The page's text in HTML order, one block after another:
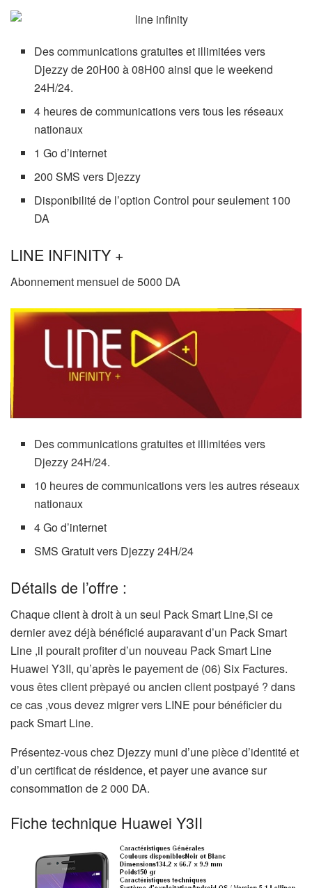
Des communications gratuites et illimitées vers
Djezzy de 20H00 à 08H00 ainsi que le weekend
24H/24.
4 heures de communications vers tous les réseaux
nationaux
1 Go d’internet
200 SMS vers Djezzy
Disponibilité de l’option Control pour seulement 100
DA
LINE INFINITY +
Abonnement mensuel de 5000 DA
Des communications gratuites et illimitées vers
Djezzy 24H/24.
10 heures de communications vers les autres réseaux
nationaux
4 Go d’internet
SMS Gratuit vers Djezzy 24H/24
Détails de l’offre :
Chaque client à droit à un seul Pack Smart Line,Si ce
dernier avez déjà bénéficié auparavant d’un Pack Smart
Line ,il pourait profiter d’un nouveau Pack Smart Line
Huawei Y3II, qu’après le payement de (06) Six Factures.
vous êtes client prèpayé ou ancien client postpayé ? dans
ce cas ,vous devez migrer vers LINE pour bénéficier du
pack Smart Line.
Présentez-vous chez Djezzy muni d’une pièce d’identité et
d’un certificat de résidence, et payer une avance sur
consommation de 2 000 DA.
Fiche technique Huawei Y3II